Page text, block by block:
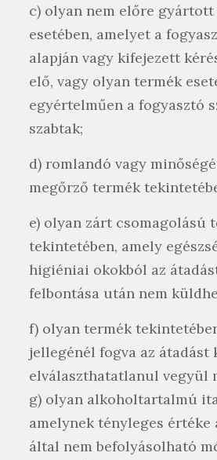
c) olyan nem előre
esetében, amelyet a
alapján vagy kifejezett
elő, vagy olyan termék
egyértelműen a fogyasztó
szabtak;
d) romlandó vagy
megőrző termék
e) olyan zárt csomagolású
tekintetében, amely
higiéniai okokból az
felbontása után nem
f) olyan termék
jellegénél fogva az átadást
elválaszthatatlanul vegyül
g) olyan alkoholtartalmú
amelynek tényleges értéke
által nem befolyásolható